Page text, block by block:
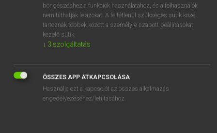
SZOTAR.NET APPLIKÁCIÓ
ONLINE NYELVVIZSGA
böngészéshez,a funkciók használatához, és a felhasználók
nem tilthatják le azokat. A feltétlenül szükséges sütik közé
tartoznak többek között a személyre szabott beállításokat
kezelő sütik.
↓ 3 szolgáltatás
ÖSSZES APP ÁTKAPCSOLÁSA
Használja ezt a kapcsolót az összes alkalmazás
engedélyezéséhez/letiltásához.